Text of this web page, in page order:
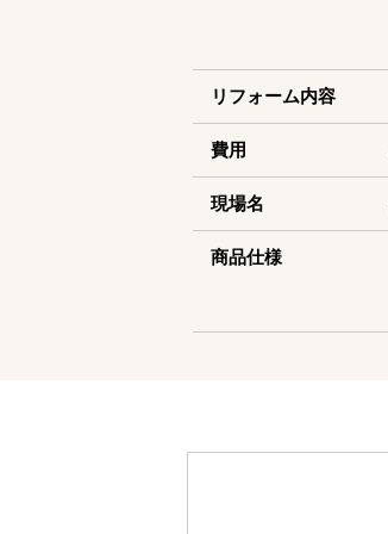
リフォーム内容
費用
現場名
商品仕様